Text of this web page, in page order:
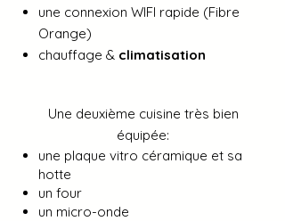
une connexion WIFI rapide (Fibre
Orange)
chauffage & climatisation
Une deuxième cuisine très bien
équipée:
une plaque vitro céramique et sa
hotte
un four
un micro-onde